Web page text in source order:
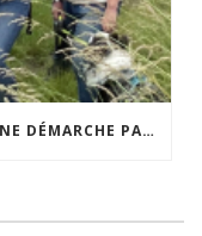
VISITE PARTAGÉE À WALCOURT : UNE DÉMARCHE PARTICIPATIVE ANIMÉE PAR ESPACE ENVIRONNEMENT